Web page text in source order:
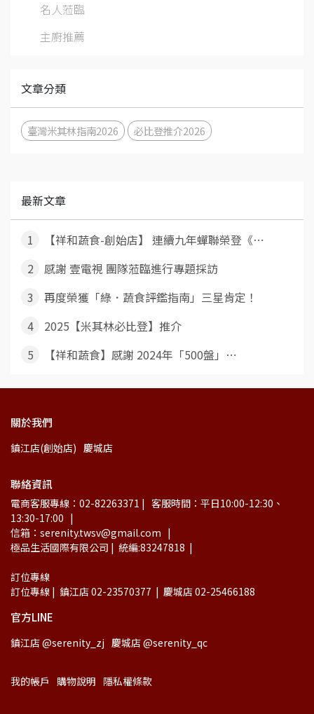
名人蒞臨
主廚推薦
文章分類
臺灣米其林指南2026 必比登推介2026
最新文章
1
【祥和蔬食-創始店】 連續九年蟬聯榮登《⋯
2
感謝 壹電視 團隊蒞臨進行專題採訪
3
再度榮獲「綠．蔬食評鑑指南」三星肯定！
4
2025【米其林必比登】推介
5
【祥和蔬食】感謝 2024年「500盤」⋯
關於我們
鎮江店(創始店) 慶城店
聯絡資訊
電商客服專線：02-82263371 |   客服時間：平日10:00-12:30、
13:30-17:00   |
信箱：serenity.twsv@gmail.com   |
極品生活國際有限公司 |  統編:83247818  |
訂位專線
訂位專線 |  鎮江店 02-23570377  |  慶城店 02-25466188
官方LINE
鎮江店 @serenity_zj 慶城店 @serenity_qc
我的帳戶 購物說明 隱私權條款